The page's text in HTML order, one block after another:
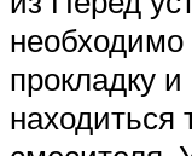
прокладку
находиться